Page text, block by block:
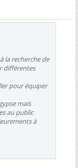
la recherche de
différentes
pour équiper
mais
au public
à